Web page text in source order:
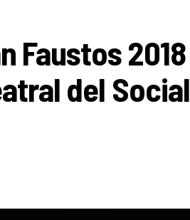
Faustos 2018
del Social